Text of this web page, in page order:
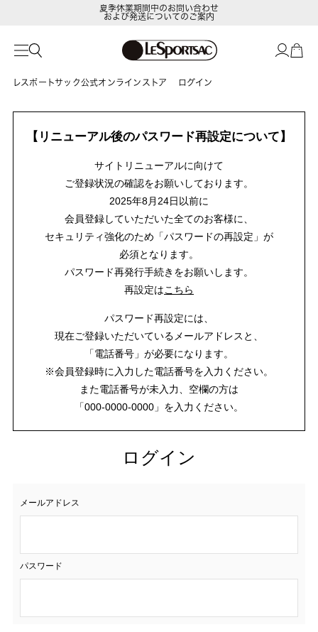
夏季休業期間中のお問い合わせ
および発送についてのご案内
レスポートサック公式オンラインストア ログイン
【リニューアル後のパスワード再設定について】
サイトリニューアルに向けて
ご登録状況の確認をお願いしております。
2025年8月24日以前に
会員登録していただいた全てのお客様に、
セキュリティ強化のため「パスワードの再設定」が
必須となります。
パスワード再発行手続きをお願いします。
再設定はこちら
パスワード再設定には、
現在ご登録いただいているメールアドレスと、
「電話番号」が必要になります。
※会員登録時に入力した電話番号を入力ください。
また電話番号が未入力、空欄の方は
「000-0000-0000」を入力ください。
ログイン
メールアドレス
パスワード